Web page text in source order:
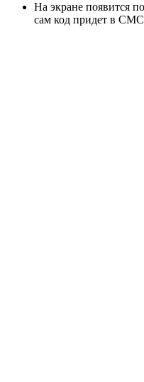
На экране появится
сам код придет в